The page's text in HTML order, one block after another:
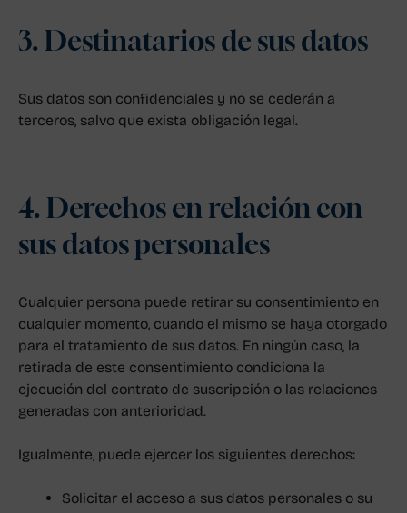
3. Destinatarios de sus datos
Sus datos son confidenciales y no se cederán a
terceros, salvo que exista obligación legal.
4. Derechos en relación con
sus datos personales
Cualquier persona puede retirar su consentimiento en
cualquier momento, cuando el mismo se haya otorgado
para el tratamiento de sus datos. En ningún caso, la
retirada de este consentimiento condiciona la
ejecución del contrato de suscripción o las relaciones
generadas con anterioridad.
Igualmente, puede ejercer los siguientes derechos:
Solicitar el acceso a sus datos personales o su